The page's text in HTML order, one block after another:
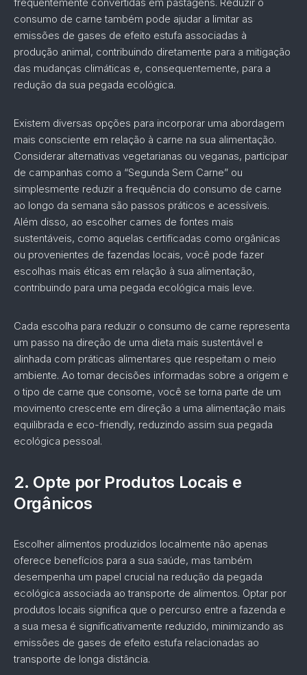
consumo de carne também pode ajudar a limitar as
emissões de gases de efeito estufa associadas à
produção animal, contribuindo diretamente para a mitigação
das mudanças climáticas e, consequentemente, para a
redução da sua pegada ecológica.
Existem diversas opções para incorporar uma abordagem
mais consciente em relação à carne na sua alimentação.
Considerar alternativas vegetarianas ou veganas, participar
de campanhas como a “Segunda Sem Carne” ou
simplesmente reduzir a frequência do consumo de carne
ao longo da semana são passos práticos e acessíveis.
Além disso, ao escolher carnes de fontes mais
sustentáveis, como aquelas certificadas como orgânicas
ou provenientes de fazendas locais, você pode fazer
escolhas mais éticas em relação à sua alimentação,
contribuindo para uma pegada ecológica mais leve.
Cada escolha para reduzir o consumo de carne representa
um passo na direção de uma dieta mais sustentável e
alinhada com práticas alimentares que respeitam o meio
ambiente. Ao tomar decisões informadas sobre a origem e
o tipo de carne que consome, você se torna parte de um
movimento crescente em direção a uma alimentação mais
equilibrada e eco-friendly, reduzindo assim sua pegada
ecológica pessoal.
2. Opte por Produtos Locais e
Orgânicos
Escolher alimentos produzidos localmente não apenas
oferece benefícios para a sua saúde, mas também
desempenha um papel crucial na redução da pegada
ecológica associada ao transporte de alimentos. Optar por
produtos locais significa que o percurso entre a fazenda e
a sua mesa é significativamente reduzido, minimizando as
emissões de gases de efeito estufa relacionadas ao
transporte de longa distância.